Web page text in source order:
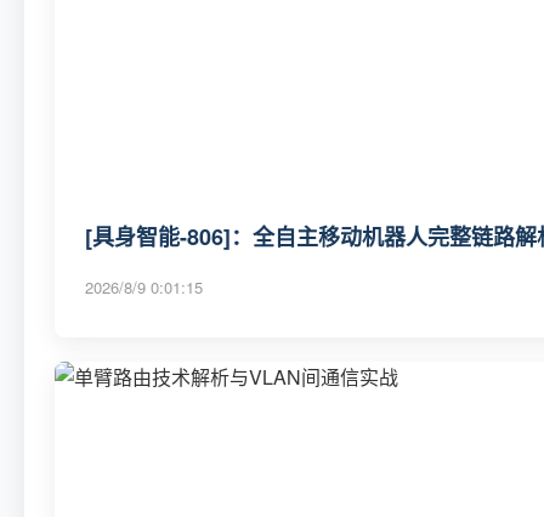
[具身智能-806]：全自主移动机器人完整链路
2026/8/9 0:01:15